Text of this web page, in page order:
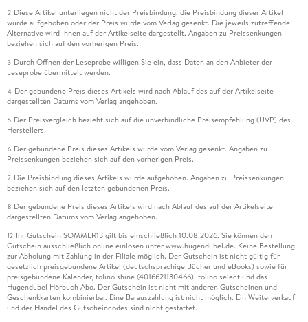
2 Diese Artikel unterliegen nicht der Preisbindung, die Preisbindung dieser Artikel
wurde aufgehoben oder der Preis wurde vom Verlag gesenkt. Die jeweils zutreffende
Alternative wird Ihnen auf der Artikelseite dargestellt. Angaben zu Preissenkungen
beziehen sich auf den vorherigen Preis.
3 Durch Öffnen der Leseprobe willigen Sie ein, dass Daten an den Anbieter der
Leseprobe übermittelt werden.
4 Der gebundene Preis dieses Artikels wird nach Ablauf des auf der Artikelseite
dargestellten Datums vom Verlag angehoben.
5 Der Preisvergleich bezieht sich auf die unverbindliche Preisempfehlung (UVP) des
Herstellers.
6 Der gebundene Preis dieses Artikels wurde vom Verlag gesenkt. Angaben zu
Preissenkungen beziehen sich auf den vorherigen Preis.
7 Die Preisbindung dieses Artikels wurde aufgehoben. Angaben zu Preissenkungen
beziehen sich auf den letzten gebundenen Preis.
8 Der gebundene Preis dieses Artikels wird nach Ablauf des auf der Artikelseite
dargestellten Datums vom Verlag angehoben.
12 Ihr Gutschein SOMMER13 gilt bis einschließlich 10.08.2026. Sie können den
Gutschein ausschließlich online einlösen unter www.hugendubel.de. Keine Bestellung
zur Abholung mit Zahlung in der Filiale möglich. Der Gutschein ist nicht gültig für
gesetzlich preisgebundene Artikel (deutschsprachige Bücher und eBooks) sowie für
preisgebundene Kalender, tolino shine (4016621130466), tolino select und das
Hugendubel Hörbuch Abo. Der Gutschein ist nicht mit anderen Gutscheinen und
Geschenkkarten kombinierbar. Eine Barauszahlung ist nicht möglich. Ein Weiterverkauf
und der Handel des Gutscheincodes sind nicht gestattet.